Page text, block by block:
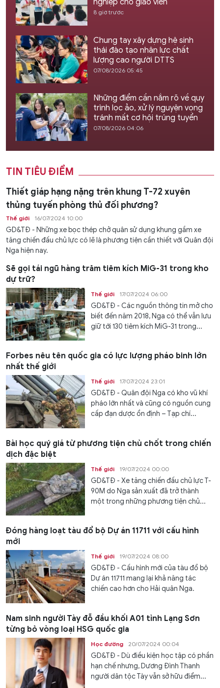
nghiệp cho giáo viên
8 giờ trước
Chung tay xây dựng hệ sinh
thái đào tạo nhân lực chất
lượng cao người DTTS
07/08/2026 05:45
Những điểm cần nắm rõ về quy
trình lọc ảo, xử lý nguyện vọng
tránh mất cơ hội trúng tuyển
07/08/2026 04:06
TIN TIÊU ĐIỂM
Thiết giáp hạng nặng trên khung T-72 xuyên
thủng tuyến phòng thủ đối phương?
Thế giới 16/07/2024 10:00
GD&TĐ - Những xe bọc thép chở quân sử dụng khung gầm xe
tăng chiến đấu chủ lực có lẽ là phương tiện cần thiết với Quân đội
Nga hiện nay.
Sẽ gọi tái ngũ hàng trăm tiêm kích MiG-31 trong kho
dự trữ?
Thế giới 17/07/2024 06:00
GD&TĐ - Các nguồn thông tin mở cho
biết đến năm 2018, Nga có thể vẫn lưu
giữ tới 130 tiêm kích MiG-31 trong...
Forbes nêu tên quốc gia có lực lượng pháo binh lớn
nhất thế giới
Thế giới 17/07/2024 23:01
GD&TĐ - Quân đội Nga có kho vũ khí
pháo lớn nhất và cũng có nguồn cung
cấp đạn dược ổn định – Tạp chí...
Bài học quý giá từ phương tiện chủ chốt trong chiến
dịch đặc biệt
Thế giới 19/07/2024 00:00
GD&TĐ - Xe tăng chiến đấu chủ lực T-
90M do Nga sản xuất đã trở thành
một trong những phương tiện chủ...
Đóng hàng loạt tàu đổ bộ Dự án 11711 với cấu hình
mới
Thế giới 19/07/2024 08:00
GD&TĐ - Cấu hình mới của tàu đổ bộ
Dự án 11711 mang lại khả năng tác
chiến cao hơn cho Hải quân Nga.
Nam sinh người Tày đỗ đầu khối A01 tỉnh Lạng Sơn
từng bỏ vòng loại HSG quốc gia
Học đường 20/07/2024 00:04
GD&TĐ - Dù điều kiện học tập có phần
hạn chế nhưng, Dương Đình Thanh
người dân tộc Tày vẫn sở hữu điểm...